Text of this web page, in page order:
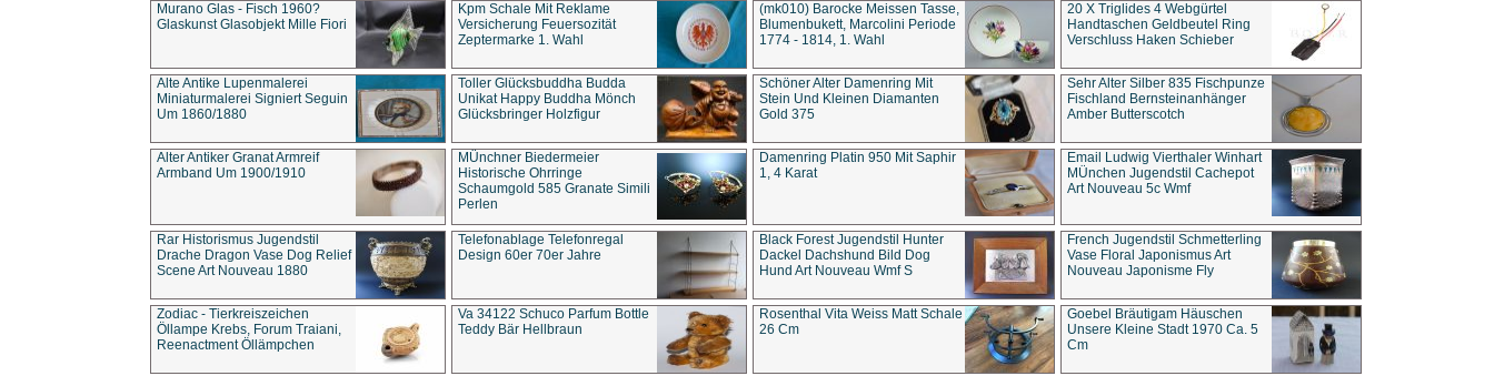
Murano Glas - Fisch 1960?
Glaskunst Glasobjekt Mille Fiori
Kpm Schale Mit Reklame
Versicherung Feuersozität
Zeptermarke 1. Wahl
(mk010) Barocke Meissen Tasse,
Blumenbukett, Marcolini Periode
1774 - 1814, 1. Wahl
20 X Triglides 4 Webgürtel
Handtaschen Geldbeutel Ring
Verschluss Haken Schieber
Alte Antike Lupenmalerei
Miniaturmalerei Signiert Seguin
Um 1860/1880
Toller Glücksbuddha Budda
Unikat Happy Buddha Mönch
Glücksbringer Holzfigur
Schöner Alter Damenring Mit
Stein Und Kleinen Diamanten
Gold 375
Sehr Alter Silber 835 Fischpunze
Fischland Bernsteinanhänger
Amber Butterscotch
Alter Antiker Granat Armreif
Armband Um 1900/1910
MÜnchner Biedermeier
Historische Ohrringe
Schaumgold 585 Granate Simili
Perlen
Damenring Platin 950 Mit Saphir
1, 4 Karat
Email Ludwig Vierthaler Winhart
MÜnchen Jugendstil Cachepot
Art Nouveau 5c Wmf
Rar Historismus Jugendstil
Drache Dragon Vase Dog Relief
Scene Art Nouveau 1880
Telefonablage Telefonregal
Design 60er 70er Jahre
Black Forest Jugendstil Hunter
Dackel Dachshund Bild Dog
Hund Art Nouveau Wmf S
French Jugendstil Schmetterling
Vase Floral Japonismus Art
Nouveau Japonisme Fly
Zodiac - Tierkreiszeichen
Öllampe Krebs, Forum Traiani,
Reenactment Öllämpchen
Va 34122 Schuco Parfum Bottle
Teddy Bär Hellbraun
Rosenthal Vita Weiss Matt Schale
26 Cm
Goebel Bräutigam Häuschen
Unsere Kleine Stadt 1970 Ca. 5
Cm